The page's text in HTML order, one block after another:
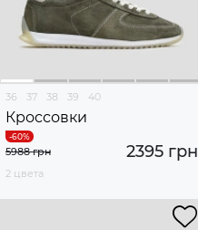
36 37 38 39 40
Кроссовки
2395 грн
5988 грн
2 цвета